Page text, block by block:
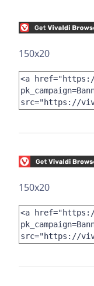
150x20
150x20